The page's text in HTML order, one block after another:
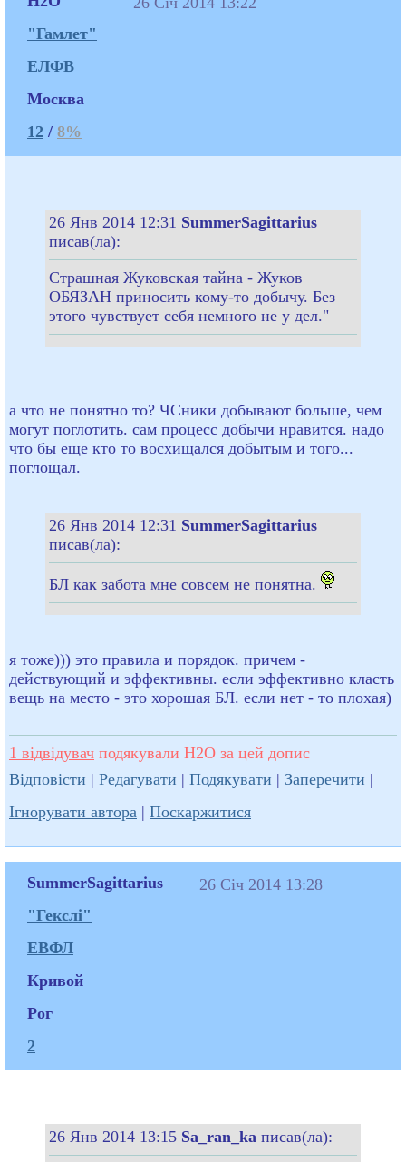
"Гамлет"
ЕЛФВ
Москва
12 / 8%
26 Янв 2014 12:31 SummerSagittarius
писав(ла):
Страшная Жуковская тайна - Жуков
ОБЯЗАН приносить кому-то добычу. Без
этого чувствует себя немного не у дел."
а что не понятно то? ЧСники добывают больше, чем
могут поглотить. сам процесс добычи нравится. надо
что бы еще кто то восхищался добытым и того...
поглощал.
26 Янв 2014 12:31 SummerSagittarius
писав(ла):
БЛ как забота мне совсем не понятна.
я тоже))) это правила и порядок. причем -
действующий и эффективны. если эффективно класть
вещь на место - это хорошая БЛ. если нет - то плохая)
1 відвідувач подякували H2O за цей допис
Відповісти | Редагувати | Подякувати | Заперечити |
Ігнорувати автора | Поскаржитися
SummerSagittarius
"Гекслі"
ЕВФЛ
Кривой
Рог
2
26 Січ 2014 13:28
26 Янв 2014 13:15 Sa_ran_ka писав(ла):